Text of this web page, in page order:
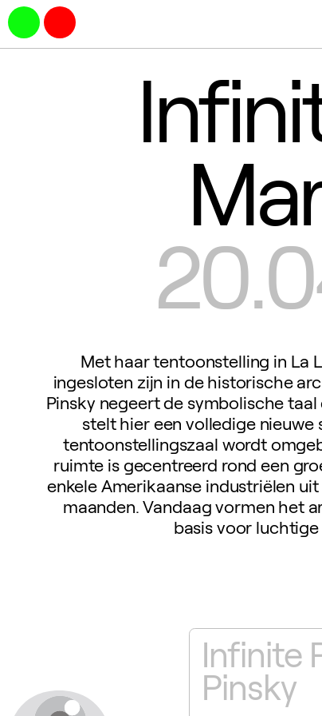
Met haar tentoonstelling in La
ingesloten zijn in de historische
Pinsky negeert de symbolische
stelt hier een volledige nieuwe
tentoonstellingszaal wordt
ruimte is gecentreerd rond een
enkele Amerikaanse industriëlen
maanden. Vandaag vormen het
basis voor
Infinite
Pinsky